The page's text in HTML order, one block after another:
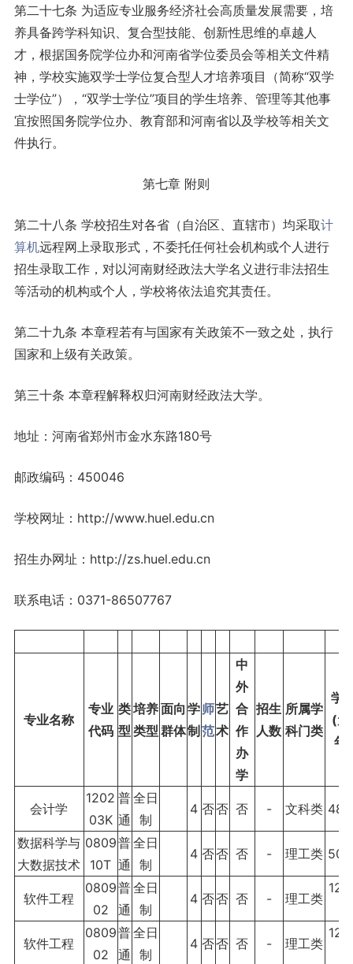
第二十七条 为适应专业服务经济社会高质量发展需要，培
养具备跨学科知识、复合型技能、创新性思维的卓越人
才，根据国务院学位办和河南省学位委员会等相关文件精
神，学校实施双学士学位复合型人才培养项目（简称“双学
士学位”），“双学士学位”项目的学生培养、管理等其他事
宜按照国务院学位办、教育部和河南省以及学校等相关文
件执行。
第七章 附则
第二十八条 学校招生对各省（自治区、直辖市）均采取计
算机远程网上录取形式，不委托任何社会机构或个人进行
招生录取工作，对以河南财经政法大学名义进行非法招生
等活动的机构或个人，学校将依法追究其责任。
第二十九条 本章程若有与国家有关政策不一致之处，执行
国家和上级有关政策。
第三十条 本章程解释权归河南财经政法大学。
地址：河南省郑州市金水东路180号
邮政编码：450046
学校网址：http://www.huel.edu.cn
招生办网址：http://zs.huel.edu.cn
联系电话：0371-86507767
专业名称
专业
代码
类
型
培养
类型
面向
群体
学
制
师
范
艺
术
中
外
合
作
办
学
招生
人数
所属学
科门类
学
(
年)
会计学
1202
03K
普
通
全日
制
4 否否 否 - 文科类
数据科学与
大数据技术
0809
10T
普
通
全日
制
4 否否 否 - 理工类
软件工程
0809
02
普
通
全日
制
4 否否 否 - 理工类
软件工程
0809
02
普
通
全日
制
4 否否 否 - 理工类